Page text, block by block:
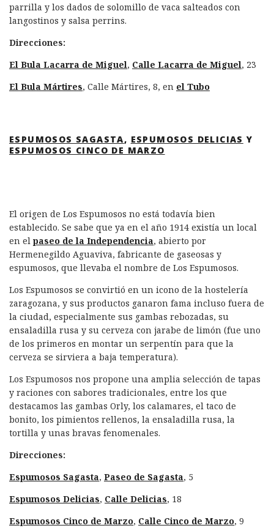
parrilla y los dados de solomillo de vaca salteados con
langostinos y salsa perrins.
Direcciones:
El Bula Lacarra de Miguel, Calle Lacarra de Miguel, 23
El Bula Mártires, Calle Mártires, 8, en el Tubo
ESPUMOSOS SAGASTA, ESPUMOSOS DELICIAS Y
ESPUMOSOS CINCO DE MARZO
El origen de Los Espumosos no está todavía bien
establecido. Se sabe que ya en el año 1914 existía un local
en el paseo de la Independencia, abierto por
Hermenegildo Aguaviva, fabricante de gaseosas y
espumosos, que llevaba el nombre de Los Espumosos.
Los Espumosos se convirtió en un icono de la hostelería
zaragozana, y sus productos ganaron fama incluso fuera de
la ciudad, especialmente sus gambas rebozadas, su
ensaladilla rusa y su cerveza con jarabe de limón (fue uno
de los primeros en montar un serpentín para que la
cerveza se sirviera a baja temperatura).
Los Espumosos nos propone una amplia selección de tapas
y raciones con sabores tradicionales, entre los que
destacamos las gambas Orly, los calamares, el taco de
bonito, los pimientos rellenos, la ensaladilla rusa, la
tortilla y unas bravas fenomenales.
Direcciones:
Espumosos Sagasta, Paseo de Sagasta, 5
Espumosos Delicias, Calle Delicias, 18
Espumosos Cinco de Marzo, Calle Cinco de Marzo, 9